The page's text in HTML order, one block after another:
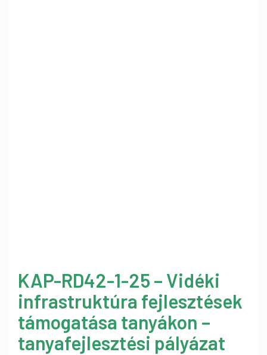
KAP-RD42-1-25 – Vidéki
infrastruktúra fejlesztések
támogatása tanyákon –
tanyafejlesztési pályázat